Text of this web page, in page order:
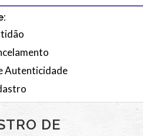
Autenticidade
DE